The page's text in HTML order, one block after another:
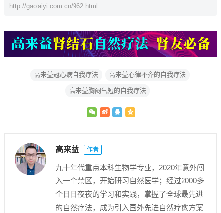
http://gaolaiyi.com.cn/962.html
高来益冠心病自我疗法 高来益心律不齐的自我疗法
高来益胸闷气短的自我疗法
高来益 作者
九十年代重点本科生物学专业，2020年意外闯
入一个禁区，开始研习自然医学；经过2000多
个日日夜夜的学习和实践，掌握了全球最先进
的自然疗法，成为引入国外先进自然疗愈方案